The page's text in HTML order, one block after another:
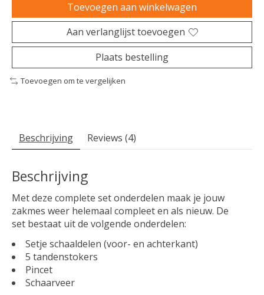
Toevoegen aan winkelwagen
Aan verlanglijst toevoegen
Plaats bestelling
Toevoegen om te vergelijken
Beschrijving Reviews (4)
Beschrijving
Met deze complete set onderdelen maak je jouw
zakmes weer helemaal compleet en als nieuw. De
set bestaat uit de volgende onderdelen:
Setje schaaldelen (voor- en achterkant)
5 tandenstokers
Pincet
Schaarveer